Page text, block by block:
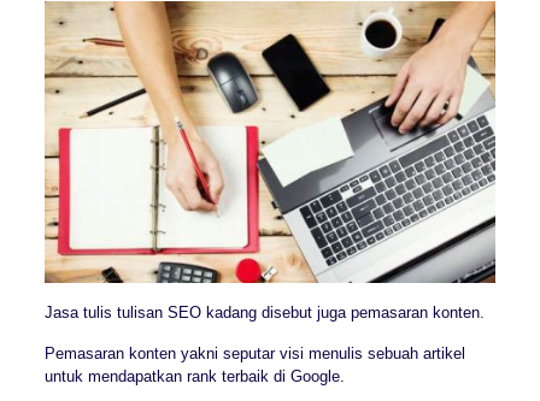
Jasa tulis tulisan SEO kadang disebut juga pemasaran konten.
Pemasaran konten yakni seputar visi menulis sebuah artikel
untuk mendapatkan rank terbaik di Google.